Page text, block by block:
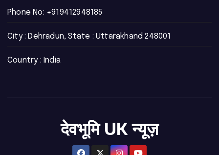
Phone No: +919412948185
City : Dehradun, State : Uttarakhand 248001
Country : India
देवभूमि UK न्यूज़